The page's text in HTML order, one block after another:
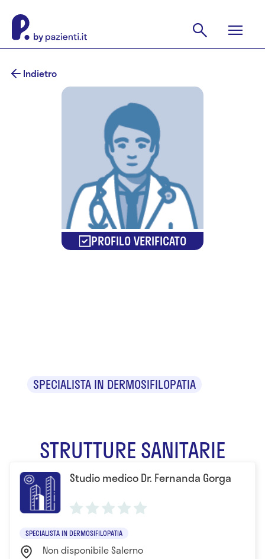
Indietro
PROFILO VERIFICATO
SPECIALISTA IN DERMOSIFILOPATIA
STRUTTURE SANITARIE
Studio medico Dr. Fernanda Gorga
SPECIALISTA IN DERMOSIFILOPATIA
Non disponibile Salerno